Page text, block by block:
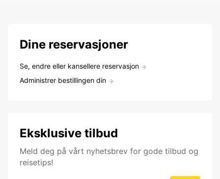
Dine reservasjoner
Se, endre eller kansellere reservasjon
Administrer bestillingen din
Eksklusive tilbud
Meld deg på vårt nyhetsbrev for gode tilbud og
reisetips!